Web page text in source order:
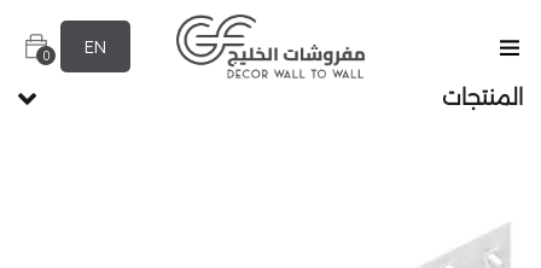
EN
0
المنتجات